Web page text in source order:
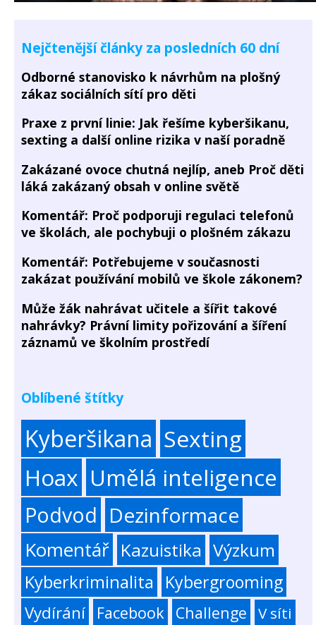
Nejčtenější články za posledních 60 dní
Odborné stanovisko k návrhům na plošný
zákaz sociálních sítí pro děti
Praxe z první linie: Jak řešíme kyberšikanu,
sexting a další online rizika v naší poradně
Zakázané ovoce chutná nejlíp, aneb Proč děti
láká zakázaný obsah v online světě
Komentář: Proč podporuji regulaci telefonů
ve školách, ale pochybuji o plošném zákazu
Komentář: Potřebujeme v současnosti
zakázat používání mobilů ve škole zákonem?
Může žák nahrávat učitele a šířit takové
nahrávky? Právní limity pořizování a šíření
záznamů ve školním prostředí
Oblíbené štítky
Kyberšikana Sexting
Hoax Umělá inteligence
Podvod Dezinformace
Komentář Kazuistika Výzkum
Kyberkriminalita Kybergrooming
Vydírání Facebook Challenge
V síti